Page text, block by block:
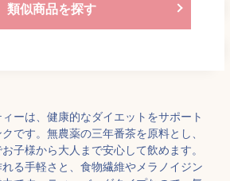
類似商品を探す
ーは、健康的なダイエットをサポート
です。無農薬の三年番茶を原料とし、
子様から大人まで安心して飲めます。
る手軽さと、食物繊維やメラノイジン